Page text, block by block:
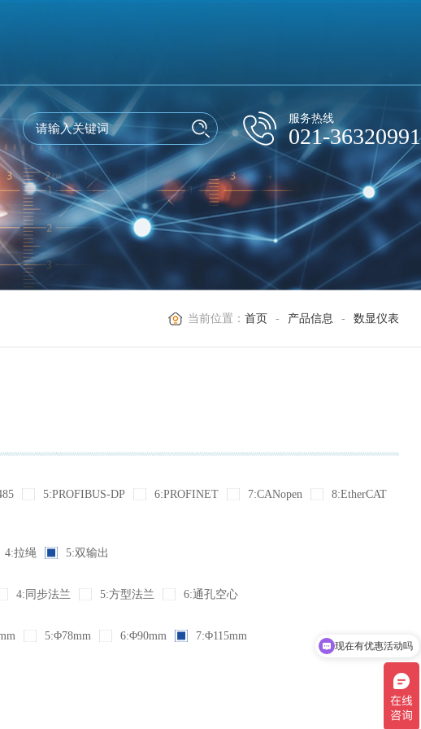
服务热线
021-36320991
当前位置：首页 - 产品信息 - 数显仪表
5:PROFIBUS-DP 6:PROFINET 7:CANopen
8:EtherCAT
4:拉绳 5:双输出
4:同步法兰 5:方型法兰 6:通孔空心
5:Φ78mm 6:Φ90mm 7:Φ115mm
可以介绍下你们的产品么